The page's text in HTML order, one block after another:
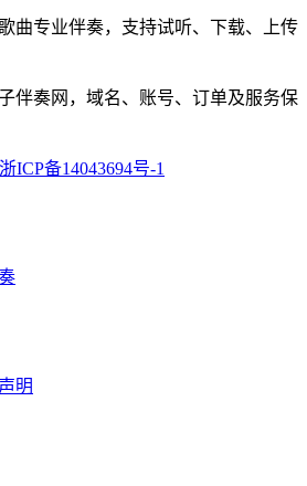
曲专业伴奏，支持试听、下载、上传
伴奏网 ，域名、账号、订单及服务保
浙ICP备14043694号-1
明